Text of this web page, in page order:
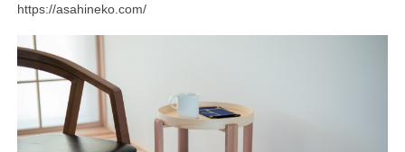
https://asahineko.com/